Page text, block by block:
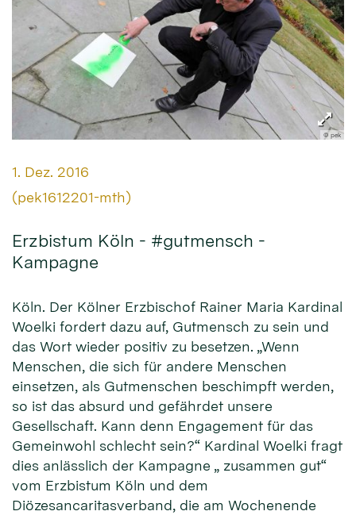
© pek
Datum:
1. Dez. 2016
Von:
(pek1612201-mth)
Erzbistum Köln - #gutmensch -
Kampagne
Köln. Der Kölner Erzbischof Rainer Maria Kardinal
Woelki fordert dazu auf, Gutmensch zu sein und
das Wort wieder positiv zu besetzen. „Wenn
Menschen, die sich für andere Menschen
einsetzen, als Gutmenschen beschimpft werden,
so ist das absurd und gefährdet unsere
Gesellschaft. Kann denn Engagement für das
Gemeinwohl schlecht sein?“ Kardinal Woelki fragt
dies anlässlich der Kampagne „ zusammen gut“
vom Erzbistum Köln und dem
Diözesancaritasverband, die am Wochenende